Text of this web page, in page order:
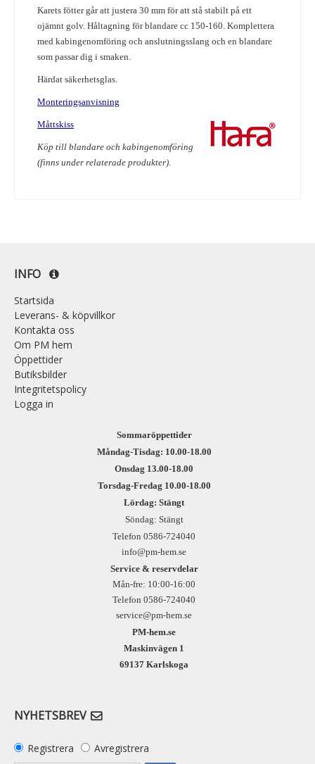
Karets fötter går att justera 30 mm för att stå stabilt på ett
ojämnt golv. Håltagning för blandare cc 150-160. Komplettera
med kabingenomföring och anslutningsslang och en blandare
som passar dig i smaken.
Härdat säkerhetsglas.
Monteringsanvisning
Måttskiss
Köp till blandare och kabingenomföring
(finns under relaterade produkter).
INFO
Startsida
Leverans- & köpvillkor
Kontakta oss
Om PM hem
Öppettider
Butiksbilder
Integritetspolicy
Logga in
Sommaröppettider
Måndag-Tisdag: 10.00-18.00
Onsdag 13.00-18.00
Torsdag-Fredag 10.00-18.00
Lördag: Stängt
Söndag: Stängt
Telefon 0586-724040
info@pm-hem.se
Service & reservdelar
Mån-fre: 10:00-16:00
Telefon 0586-724040
service@pm-hem.se
PM-hem.se
Maskinvägen 1
69137 Karlskoga
NYHETSBREV
Registrera Avregistrera